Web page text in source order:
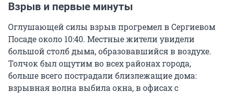
Взрыв и первые минуты
Оглушающей силы взрыв прогремел в Сергиевом
Посаде около 10:40. Местные жители увидели
большой столб дыма, образовавшийся в воздухе.
Толчок был ощутим во всех районах города,
больше всего пострадали близлежащие дома:
взрывная волна выбила окна, в офисах с